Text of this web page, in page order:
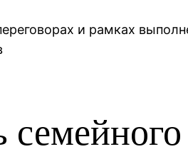
и рамках